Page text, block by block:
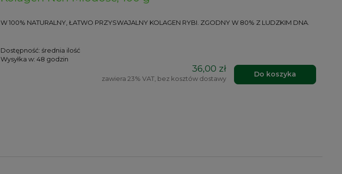
W 100% NATURALNY, ŁATWO PRZYSWAJALNY KOLAGEN RYBI. ZGODNY W 80% Z LUDZKIM DNA.
Dostępność: średnia ilość
Wysyłka w: 48 godzin
36,00 zł
zawiera 23% VAT, bez kosztów dostawy Do koszyka